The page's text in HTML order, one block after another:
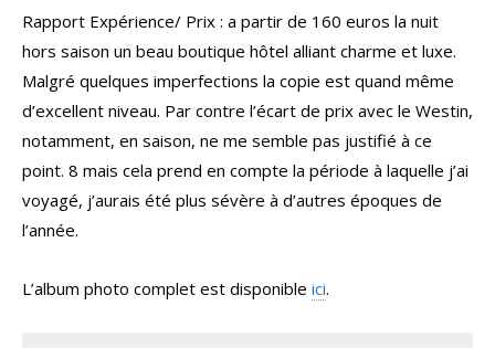
Rapport Expérience/ Prix : a partir de 160 euros la nuit
hors saison un beau boutique hôtel alliant charme et luxe.
Malgré quelques imperfections la copie est quand même
d’excellent niveau. Par contre l’écart de prix avec le Westin,
notamment, en saison, ne me semble pas justifié à ce
point. 8 mais cela prend en compte la période à laquelle j’ai
voyagé, j’aurais été plus sévère à d’autres époques de
l’année.
L’album photo complet est disponible ici.